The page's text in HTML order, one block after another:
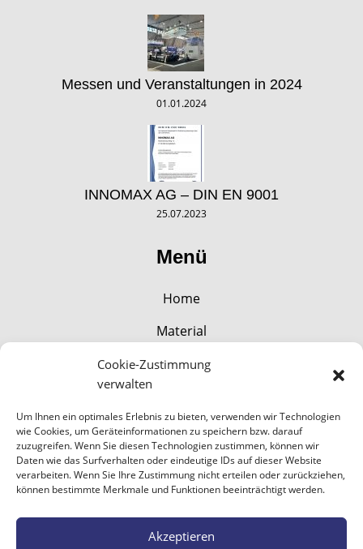
Cookie-Zustimmung
verwalten
Um Ihnen ein optimales Erlebnis zu bieten, verwenden wir Technologien
wie Cookies, um Geräteinformationen zu speichern bzw. darauf
zuzugreifen. Wenn Sie diesen Technologien zustimmen, können wir
Daten wie das Surfverhalten oder eindeutige IDs auf dieser Website
verarbeiten. Wenn Sie Ihre Zustimmung nicht erteilen oder zurückziehen,
können bestimmte Merkmale und Funktionen beeinträchtigt werden.
Akzeptieren
Messen und Veranstaltungen in 2024
01.01.2024
INNOMAX AG – DIN EN 9001
25.07.2023
Menü
Home
Material
Technologie
Module
Datenschutzerklärung
Impressum